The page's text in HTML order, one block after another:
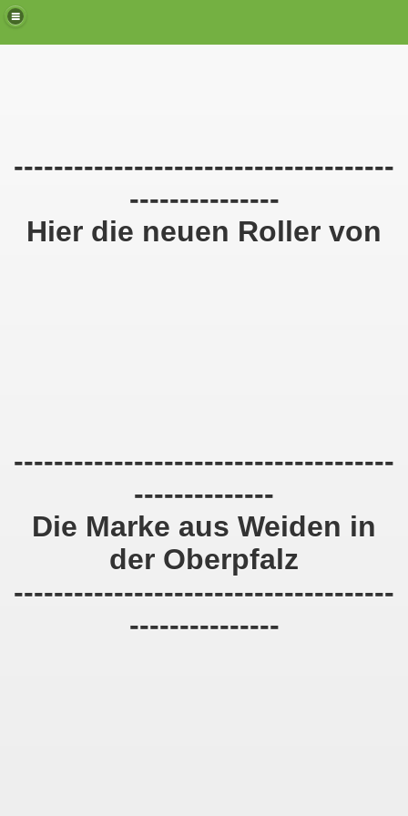
--------------------------------------
---------------
Hier die neuen Roller von
--------------------------------------
--------------
Die Marke aus Weiden in
der Oberpfalz
--------------------------------------
---------------